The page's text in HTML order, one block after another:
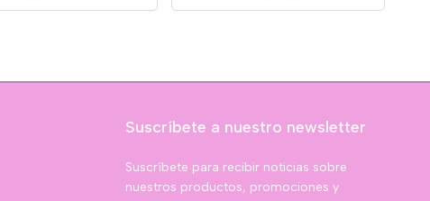
Suscríbete a nuestro newsletter
Suscríbete para recibir noticias sobre
nuestros productos, promociones y